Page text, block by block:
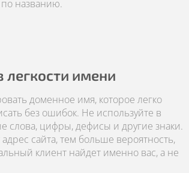
названию.
легкости имени
доменное имя, которое легко
без ошибок. Не используйте в
слова, цифры, дефисы и другие знаки.
сайта, тем больше вероятность,
клиент найдет именно вас, а не